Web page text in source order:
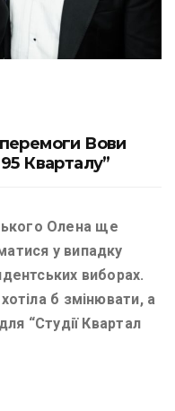
Вови
Кварталу”
Олена ще
у випадку
виборах.
б змінювати, а
“Студії Квартал